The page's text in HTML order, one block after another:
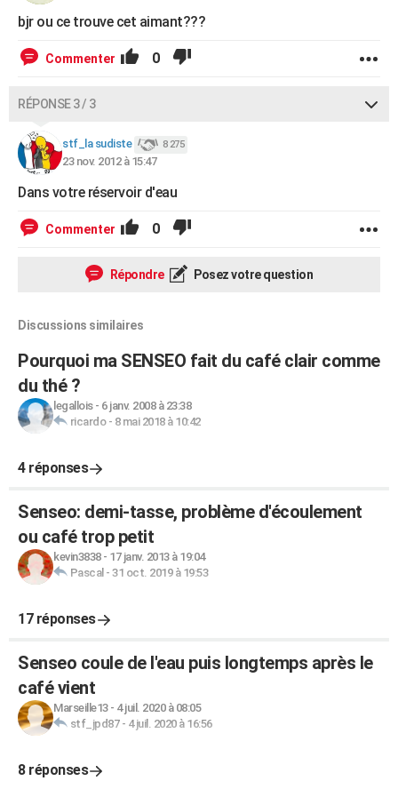
bjr ou ce trouve cet aimant???
Commenter 0
RÉPONSE 3 / 3
stf_la sudiste 8 275
23 nov. 2012 à 15:47
Dans votre réservoir d'eau
Commenter 0
Répondre Posez votre question
Discussions similaires
Pourquoi ma SENSEO fait du café clair comme
du thé ?
legallois- 6 janv. 2008 à 23:38
ricardo- 8 mai 2018 à 10:42
4 réponses
Senseo: demi-tasse, problème d'écoulement
ou café trop petit
kevin3838- 17 janv. 2013 à 19:04
Pascal - 31 oct. 2019 à 19:53
17 réponses
Senseo coule de l'eau puis longtemps après le
café vient
Marseille13- 4 juil. 2020 à 08:05
stf_jpd87- 4 juil. 2020 à 16:56
8 réponses